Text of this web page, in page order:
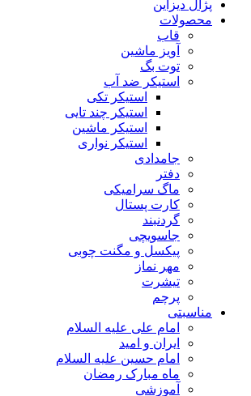
پژال دیزاین
محصولات
قاب
آویز ماشین
توت بگ
استیکر ضد آب
استیکر تکی
استیکر چند تایی
استیکر ماشین
استیکر نواری
جامدادی
دفتر
ماگ سرامیکی
کارت پستال
گردنبند
جاسویچی
پیکسل و مگنت چوبی
مهر نماز
تیشرت
پرچم
مناسبتی
امام علی علیه السلام
ایران و امید
امام حسین علیه السلام
ماه مبارک رمضان
آموزشی